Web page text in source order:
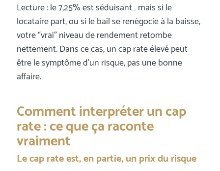
Lecture : le 7,25% est séduisant… mais si le
locataire part, ou si le bail se renégocie à la baisse,
votre “vrai” niveau de rendement retombe
nettement. Dans ce cas, un cap rate élevé peut
être le symptôme d’un risque, pas une bonne
affaire.
Comment interpréter un cap
rate : ce que ça raconte
vraiment
Le cap rate est, en partie, un prix du risque